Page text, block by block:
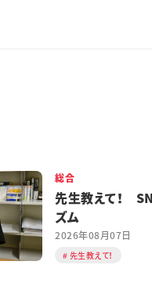
総合
先生教えて！
ズム
2026年08月07日
先生教えて！